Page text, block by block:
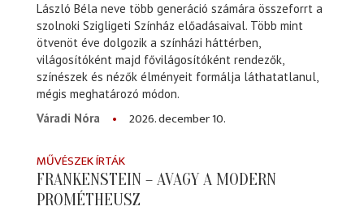
László Béla neve több generáció számára összeforrt a
szolnoki Szigligeti Színház előadásaival. Több mint
ötvenöt éve dolgozik a színházi háttérben,
világosítóként majd fővilágosítóként rendezők,
színészek és nézők élményeit formálja láthatatlanul,
mégis meghatározó módon.
Váradi Nóra
2026. december 10.
MŰVÉSZEK ÍRTÁK
FRANKENSTEIN – AVAGY A MODERN
PROMÉTHEUSZ